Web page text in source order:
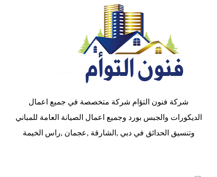
شركة فنون التؤام شركة متخصصة في جميع اعمال
الديكورات والجبس بورد وجميع اعمال الصيانة العامة للمباني
وتنسيق الحدائق في دبي ,الشارقة ,عجمان ,راس الخيمة